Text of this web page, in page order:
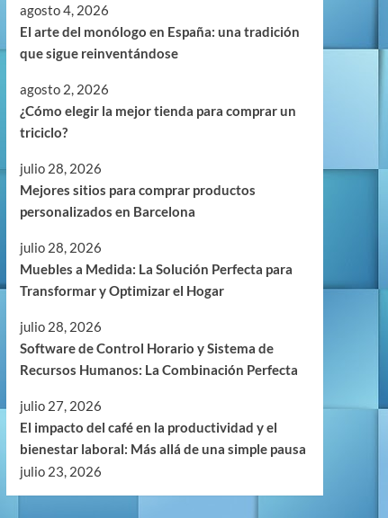
agosto 4, 2026
El arte del monólogo en España: una tradición
que sigue reinventándose
agosto 2, 2026
¿Cómo elegir la mejor tienda para comprar un
triciclo?
julio 28, 2026
Mejores sitios para comprar productos
personalizados en Barcelona
julio 28, 2026
Muebles a Medida: La Solución Perfecta para
Transformar y Optimizar el Hogar
julio 28, 2026
Software de Control Horario y Sistema de
Recursos Humanos: La Combinación Perfecta
julio 27, 2026
El impacto del café en la productividad y el
bienestar laboral: Más allá de una simple pausa
julio 23, 2026